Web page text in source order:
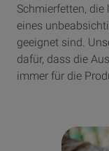
Schmierfetten,
eines
geeignet sind.
dafür, dass die
immer für die